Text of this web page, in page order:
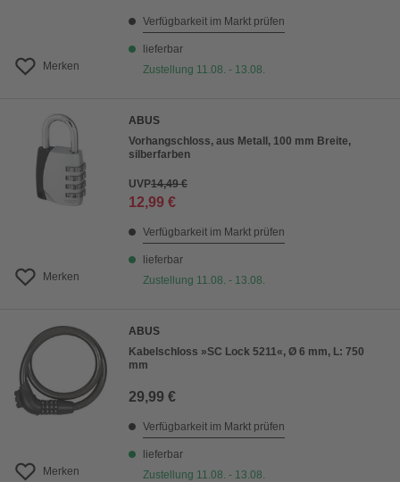
Merken
Verfügbarkeit im Markt prüfen
lieferbar
Zustellung 11.08. - 13.08.
Merken
ABUS
Vorhangschloss, aus Metall, 100 mm Breite,
silberfarben
UVP14,49 €
12,99 €
Verfügbarkeit im Markt prüfen
lieferbar
Zustellung 11.08. - 13.08.
Merken
ABUS
Kabelschloss »SC Lock 5211«, Ø 6 mm, L: 750
mm
29,99 €
Verfügbarkeit im Markt prüfen
lieferbar
Zustellung 11.08. - 13.08.